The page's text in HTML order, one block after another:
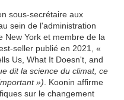
sous-secrétaire aux
sein de l'administration
New York et membre de la
seller publié en 2021, «
Us, What It Doesn't, and
dit la science du climat, ce
») . Koonin affirme
sur le changement